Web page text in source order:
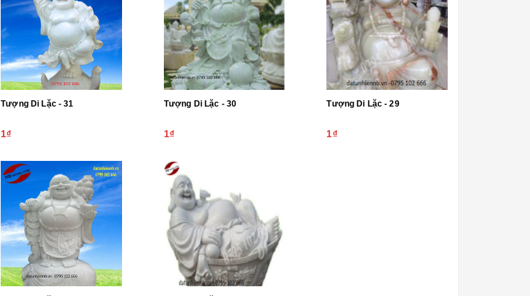
Tượng Di Lặc - 31
1₫
Tượng Di Lặc - 30
1₫
Tượng Di Lặc - 29
1₫